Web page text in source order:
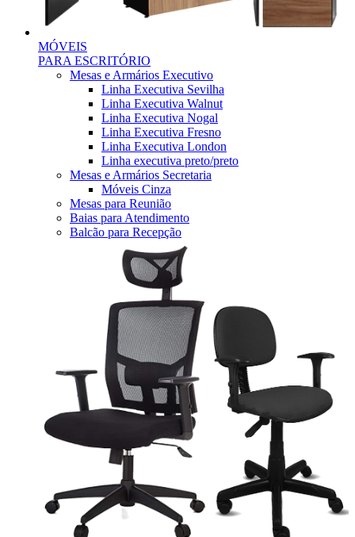
MÓVEIS
PARA ESCRITÓRIO
Mesas e Armários Executivo
Linha Executiva Sevilha
Linha Executiva Walnut
Linha Executiva Nogal
Linha Executiva Fresno
Linha Executiva London
Linha executiva preto/preto
Mesas e Armários Secretaria
Móveis Cinza
Mesas para Reunião
Baias para Atendimento
Balcão para Recepção